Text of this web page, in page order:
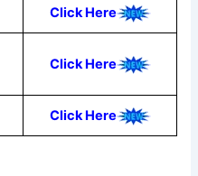
Click Here
Click Here
Click Here